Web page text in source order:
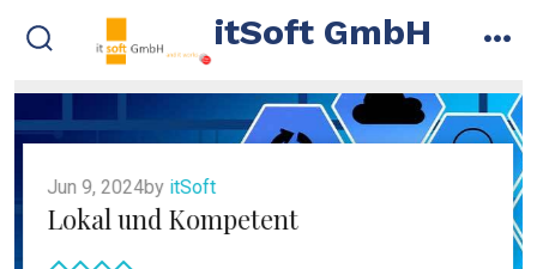
Inhalt
itSoft GmbH
Jun 9, 2024by itSoft
Lokal und Kompetent